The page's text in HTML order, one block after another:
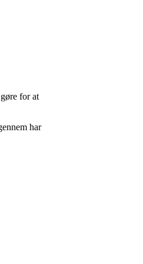
for at
har